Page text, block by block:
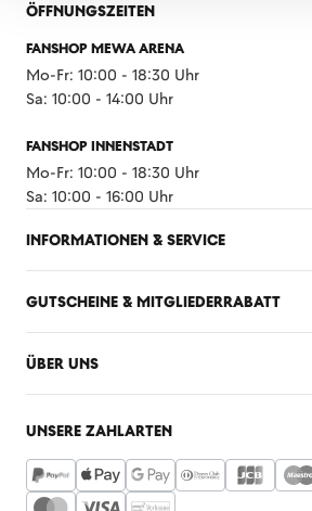
ÖFFNUNGSZEITEN
FANSHOP MEWA ARENA
Mo-Fr: 10:00 - 18:30 Uhr
Sa: 10:00 - 14:00 Uhr
FANSHOP INNENSTADT
Mo-Fr: 10:00 - 18:30 Uhr
Sa: 10:00 - 16:00 Uhr
INFORMATIONEN & SERVICE
GUTSCHEINE & MITGLIEDERRABATT
ÜBER UNS
UNSERE ZAHLARTEN